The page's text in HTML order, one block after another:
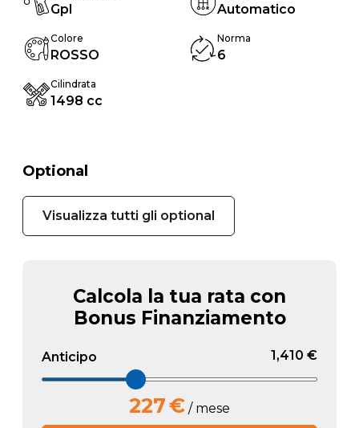
Gpl Automatico
Colore
ROSSO
Norma
6
Cilindrata
1498 cc
Optional
Visualizza tutti gli optional
Calcola la tua rata con
Bonus Finanziamento
Anticipo 1,410 €
227€ / mese